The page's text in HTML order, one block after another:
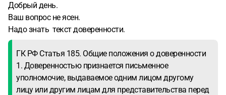
Добрый день.
Ваш вопрос не ясен.
Надо знать текст доверенности.
ГК РФ Статья 185. Общие положения о доверенности
1. Доверенностью признается письменное
уполномочие, выдаваемое одним лицом другому
лицу или другим лицам для представительства перед